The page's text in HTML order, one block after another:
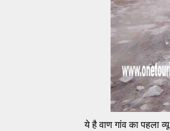
ये है वाण गांव का पहला